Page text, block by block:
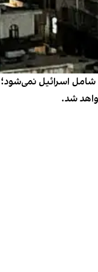
اسرائیل
شد.